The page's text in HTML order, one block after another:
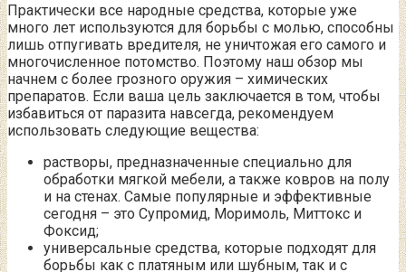
Практически все народные средства, которые уже
много лет используются для борьбы с молью, способны
лишь отпугивать вредителя, не уничтожая его самого и
многочисленное потомство. Поэтому наш обзор мы
начнем с более грозного оружия – химических
препаратов. Если ваша цель заключается в том, чтобы
избавиться от паразита навсегда, рекомендуем
использовать следующие вещества:
растворы, предназначенные специально для
обработки мягкой мебели, а также ковров на полу
и на стенах. Самые популярные и эффективные
сегодня – это Супромид, Моримоль, Миттокс и
Фоксид;
универсальные средства, которые подходят для
борьбы как с платяным или шубным, так и с